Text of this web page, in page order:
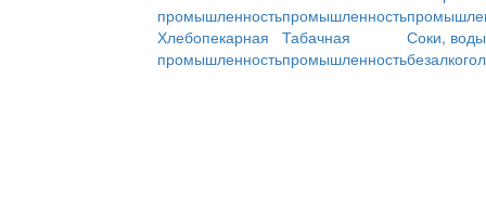
промышленностьпромышленность
Хлебопекарная
промышленность
Табачная
промышленность
Соки,